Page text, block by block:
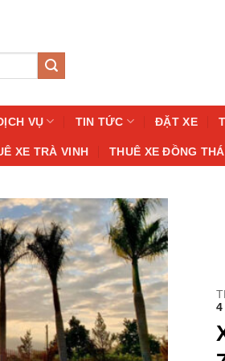
VỤ TIN TỨC ĐẶT XE
XE TRÀ VINH THUÊ XE ĐỒNG
4